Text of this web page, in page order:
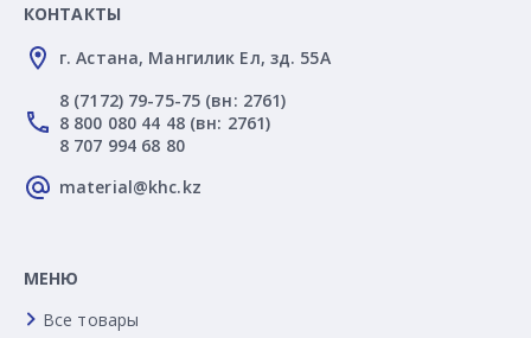
КОНТАКТЫ
г. Астана, Мангилик Ел, зд. 55А
8 (7172) 79-75-75 (вн: 2761)
8 800 080 44 48 (вн: 2761)
8 707 994 68 80
material@khc.kz
МЕНЮ
Все товары